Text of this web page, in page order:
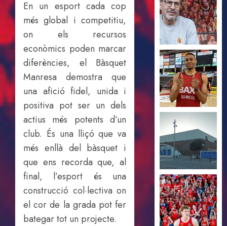
En un esport cada cop
més global i competitiu,
on els recursos
econòmics poden marcar
diferències, el Bàsquet
Manresa demostra que
una afició fidel, unida i
positiva pot ser un dels
actius més potents d’un
club. És una lliçó que va
més enllà del bàsquet i
que ens recorda que, al
final, l’esport és una
construcció col·lectiva on
el cor de la grada pot fer
bategar tot un projecte.